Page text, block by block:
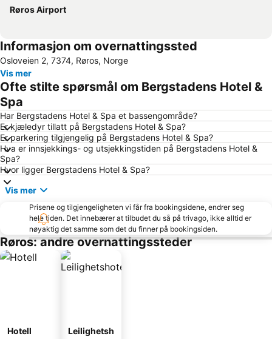
Røros Airport
Informasjon om overnattingssted
Osloveien 2, 7374, Røros, Norge
Vis mer
Ofte stilte spørsmål om Bergstadens Hotel &
Spa
Har Bergstadens Hotel & Spa et bassengområde?
Er kjæledyr tillatt på Bergstadens Hotel & Spa?
Er parkering tilgjengelig på Bergstadens Hotel & Spa?
Hva er innsjekkings- og utsjekkingstiden på Bergstadens Hotel &
Spa?
Hvor ligger Bergstadens Hotel & Spa?
Vis mer
Prisene og tilgjengeligheten vi får fra bookingsidene, endrer seg
hele tiden. Det innebærer at tilbudet du så på trivago, ikke alltid er
nøyaktig det samme som det du finner på bookingsiden.
Røros: andre overnattingssteder
Hotell
Leilighetsh